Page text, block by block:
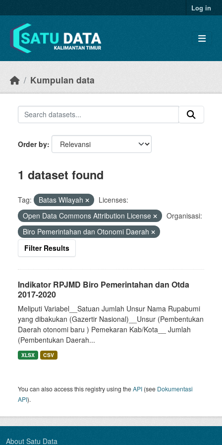
Log in
Kumpulan data
Order by
1 dataset found
Tag: Batas Wilayah
Licenses:
Open Data Commons Attribution License
Organisasi:
Biro Pemerintahan dan Otonomi Daerah
Filter Results
Indikator RPJMD Biro Pemerintahan dan Otda
2017-2020
Meliputi Variabel__Satuan Jumlah Unsur Nama Rupabumi
yang dibakukan (Gazertir Nasional)__Unsur (Pembentukan
Daerah otonomi baru ) Pemekaran Kab/Kota__ Jumlah
(Pembentukan Daerah...
XLSX CSV
You can also access this registry using theAPI (see Dokumentasi
API).
About Satu Data